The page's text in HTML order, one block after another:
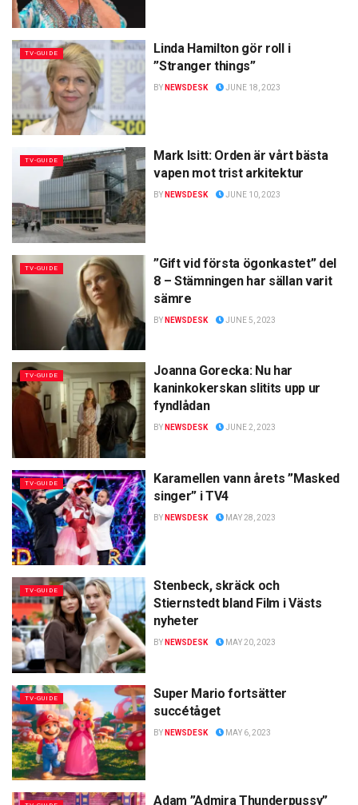
TV-GUIDE
Linda Hamilton gör roll i
”Stranger things”
BY NEWSDESK JUNE 18, 2023
TV-GUIDE
Mark Isitt: Orden är vårt bästa
vapen mot trist arkitektur
BY NEWSDESK JUNE 10, 2023
TV-GUIDE
”Gift vid första ögonkastet” del
8 – Stämningen har sällan varit
sämre
BY NEWSDESK JUNE 5, 2023
TV-GUIDE
Joanna Gorecka: Nu har
kaninkokerskan slitits upp ur
fyndlådan
BY NEWSDESK JUNE 2, 2023
TV-GUIDE
Karamellen vann årets ”Masked
singer” i TV4
BY NEWSDESK MAY 28, 2023
TV-GUIDE
Stenbeck, skräck och
Stiernstedt bland Film i Västs
nyheter
BY NEWSDESK MAY 20, 2023
TV-GUIDE
Super Mario fortsätter
succétåget
BY NEWSDESK MAY 6, 2023
Adam ”Admira Thunderpussy”